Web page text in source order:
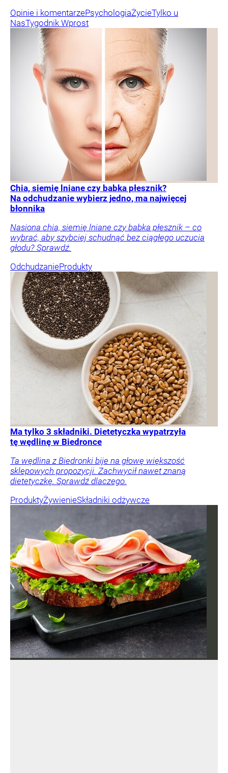
Opinie i komentarzePsychologiaŻycieTylko u
NasTygodnik Wprost
Chia, siemię lniane czy babka płesznik?
Na odchudzanie wybierz jedno, ma najwięcej
błonnika
Nasiona chia, siemię lniane czy babka płesznik – co
wybrać, aby szybciej schudnąć bez ciągłego uczucia
głodu? Sprawdź.
OdchudzanieProdukty
Ma tylko 3 składniki. Dietetyczka wypatrzyła
tę wędlinę w Biedronce
Ta wędlina z Biedronki bije na głowę większość
sklepowych propozycji. Zachwycił nawet znaną
dietetyczkę. Sprawdź dlaczego.
ProduktyŻywienieSkładniki odżywcze